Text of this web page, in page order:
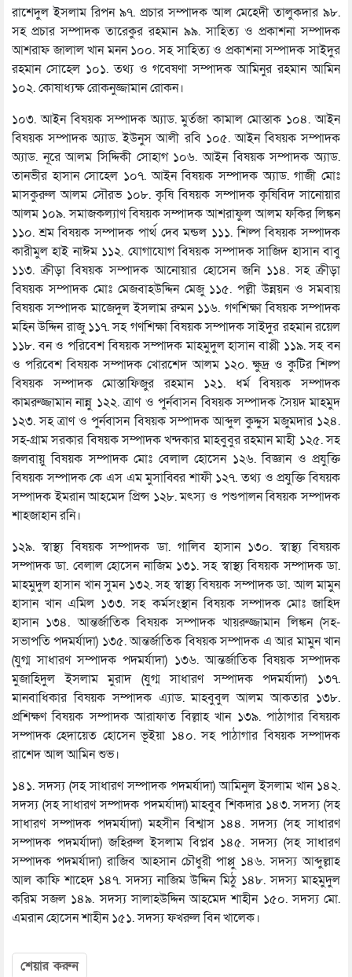
রাশেদুল ইসলাম রিপন ৯৭. প্রচার সম্পাদক আল মেহেদী তালুকদার ৯৮.
সহ প্রচার সম্পাদক তারেকুর রহমান ৯৯. সাহিত্য ও প্রকাশনা সম্পাদক
আশরাফ জালাল খান মনন ১০০. সহ সাহিত্য ও প্রকাশনা সম্পাদক সাইদুর
রহমান সোহেল ১০১. তথ্য ও গবেষণা সম্পাদক আমিনুর রহমান আমিন
১০২. কোষাধ্যক্ষ রোকনুজ্জামান রোকন।
১০৩. আইন বিষয়ক সম্পাদক অ্যাড. মুর্তজা কামাল মোস্তাক ১০৪. আইন
বিষয়ক সম্পাদক অ্যাড. ইউনুস আলী রবি ১০৫. আইন বিষয়ক সম্পাদক
অ্যাড. নূরে আলম সিদ্দিকী সোহাগ ১০৬. আইন বিষয়ক সম্পাদক অ্যাড.
তানভীর হাসান সোহেল ১০৭. আইন বিষয়ক সম্পাদক অ্যাড. গাজী মোঃ
মাসকুরুল আলম সৌরভ ১০৮. কৃষি বিষয়ক সম্পাদক কৃষিবিদ সানোয়ার
আলম ১০৯. সমাজকল্যাণ বিষয়ক সম্পাদক আশরাফুল আলম ফকির লিঙ্কন
১১০. শ্রম বিষয়ক সম্পাদক পার্থ দেব মন্ডল ১১১. শিল্প বিষয়ক সম্পাদক
কারীমুল হাই নাঈম ১১২. যোগাযোগ বিষয়ক সম্পাদক সাজিদ হাসান বাবু
১১৩. ক্রীড়া বিষয়ক সম্পাদক আনোয়ার হোসেন জনি ১১৪. সহ ক্রীড়া
বিষয়ক সম্পাদক মোঃ মেজবাহউদ্দিন মেজু ১১৫. পল্লী উন্নয়ন ও সমবায়
বিষয়ক সম্পাদক মাজেদুল ইসলাম রুমন ১১৬. গণশিক্ষা বিষয়ক সম্পাদক
মহিন উদ্দিন রাজু ১১৭. সহ গণশিক্ষা বিষয়ক সম্পাদক সাইদুর রহমান রয়েল
১১৮. বন ও পরিবেশ বিষয়ক সম্পাদক মাহমুদুল হাসান বাপ্পী ১১৯. সহ বন
ও পরিবেশ বিষয়ক সম্পাদক খোরশেদ আলম ১২০. ক্ষুদ্র ও কুটির শিল্প
বিষয়ক সম্পাদক মোস্তাফিজুর রহমান ১২১. ধর্ম বিষয়ক সম্পাদক
কামরুজ্জামান নান্নু ১২২. ত্রাণ ও পুর্নবাসন বিষয়ক সম্পাদক সৈয়দ মাহমুদ
১২৩. সহ ত্রাণ ও পুর্নবাসন বিষয়ক সম্পাদক আব্দুল কুদ্দুস মজুমদার ১২৪.
সহ-গ্রাম সরকার বিষয়ক সম্পাদক খন্দকার মাহবুবুর রহমান মাহী ১২৫. সহ
জলবায়ু বিষয়ক সম্পাদক মোঃ বেলাল হোসেন ১২৬. বিজ্ঞান ও প্রযুক্তি
বিষয়ক সম্পাদক কে এস এম মুসাব্বির শাফী ১২৭. তথ্য ও প্রযুক্তি বিষয়ক
সম্পাদক ইমরান আহমেদ প্রিন্স ১২৮. মৎস্য ও পশুপালন বিষয়ক সম্পাদক
শাহজাহান রনি।
১২৯. স্বাস্থ্য বিষয়ক সম্পাদক ডা. গালিব হাসান ১৩০. স্বাস্থ্য বিষয়ক
সম্পাদক ডা. বেলাল হোসেন নাজিম ১৩১. সহ স্বাস্থ্য বিষয়ক সম্পাদক ডা.
মাহমুদুল হাসান খান সুমন ১৩২. সহ স্বাস্থ্য বিষয়ক সম্পাদক ডা. আল মামুন
হাসান খান এমিল ১৩৩. সহ কর্মসংস্থান বিষয়ক সম্পাদক মোঃ জাহিদ
হাসান ১৩৪. আন্তর্জাতিক বিষয়ক সম্পাদক খায়রুজ্জামান লিঙ্কন (সহ-
সভাপতি পদমর্যাদা) ১৩৫. আন্তর্জাতিক বিষয়ক সম্পাদক এ আর মামুন খান
(যুগ্ম সাধারণ সম্পাদক পদমর্যাদা) ১৩৬. আন্তর্জাতিক বিষয়ক সম্পাদক
মুজাহিদুল ইসলাম মুরাদ (যুগ্ম সাধারণ সম্পাদক পদমর্যাদা) ১৩৭.
মানবাধিকার বিষয়ক সম্পাদক এ্যাড. মাহবুবুল আলম আকতার ১৩৮.
প্রশিক্ষণ বিষয়ক সম্পাদক আরাফাত বিল্লাহ খান ১৩৯. পাঠাগার বিষয়ক
সম্পাদক হেদায়েত হোসেন ভূইয়া ১৪০. সহ পাঠাগার বিষয়ক সম্পাদক
রাশেদ আল আমিন শুভ।
১৪১. সদস্য (সহ সাধারণ সম্পাদক পদমর্যাদা) আমিনুল ইসলাম খান ১৪২.
সদস্য (সহ সাধারণ সম্পাদক পদমর্যাদা) মাহবুব শিকদার ১৪৩. সদস্য (সহ
সাধারণ সম্পাদক পদমর্যাদা) মহসীন বিশ্বাস ১৪৪. সদস্য (সহ সাধারণ
সম্পাদক পদমর্যাদা) জহিরুল ইসলাম বিপ্লব ১৪৫. সদস্য (সহ সাধারণ
সম্পাদক পদমর্যাদা) রাজিব আহসান চৌধুরী পাপ্পু ১৪৬. সদস্য আব্দুল্লাহ
আল কাফি শাহেদ ১৪৭. সদস্য নাজিম উদ্দিন মিঠু ১৪৮. সদস্য মাহমুদুল
করিম সজল ১৪৯. সদস্য সালাহউদ্দিন আহমেদ শাহীন ১৫০. সদস্য মো.
এমরান হোসেন শাহীন ১৫১. সদস্য ফখরুল বিন খালেক।
শেয়ার করুন